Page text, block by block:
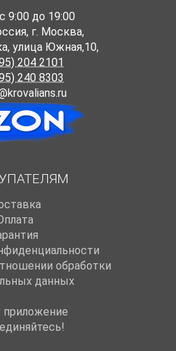
9:00 до 19:00
, г. Москва,
улица Южная,10,
204 2101
240 8303
обработки
данных
приложение